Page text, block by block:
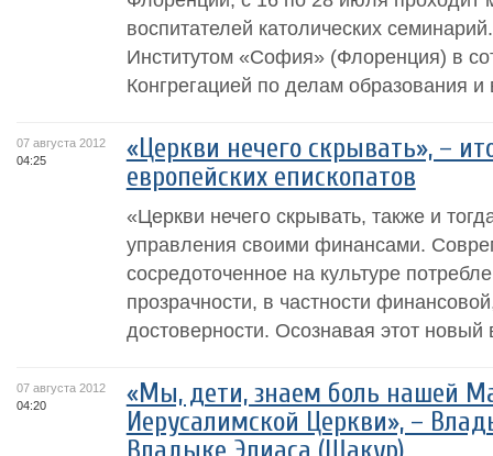
воспитателей католических
Институтом «София» (Флоренция) в
Конгрегацией по делам образования
07 августа 2012
04:25
«Церкви нечего скрывать», –
европейских епископатов
«Церкви нечего скрывать, также и
управления своими финансами.
сосредоточенное на культуре
прозрачности, в частности
достоверности. Осознавая этот
07 августа 2012
04:20
«Мы, дети, знаем боль нашей
Иерусалимской Церкви», –